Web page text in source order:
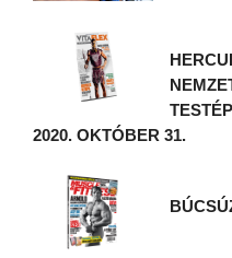
2020. OKTÓBER 31.